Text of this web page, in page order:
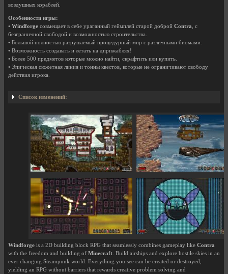
воздушных кораблей.
Особенности игры:
• Windforge совмещает в себе ураганный геймплей старой доброй Contra , с
безграничной свободой и возможностью строительства.
• Большой полностью разрушаемый процедурный мир с различными биомами.
• Возможность создавать и летать на дирижаблях!
• Более 500 предметов которые можно найти, скрафтить или купить.
• Эпическая сюжетная линия и тонны квестов, которые не ограничивают свободу
действия игрока.
Список изменений:
Windforge is a 2D building block RPG that seamlessly combines gameplay like Contra
with the freedom and building of Minecraft . Build airships and explore hostile skies in an
ever changing Steampunk world. Everything you see can be created or destroyed,
yielding an RPG without barriers that rewards creative problem solving and